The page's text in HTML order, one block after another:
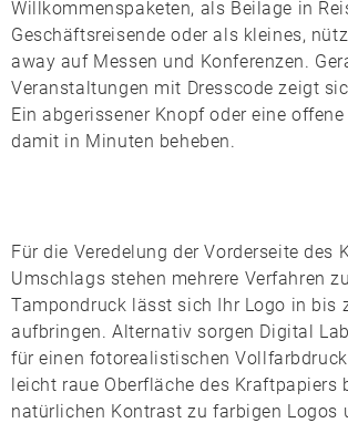
Willkommenspaketen, als Beilage in
Geschäftsreisende oder als kleines,
away auf Messen und Konferenzen.
Veranstaltungen mit Dresscode zeigt
Ein abgerissener Knopf oder eine
damit in Minuten beheben.
Für die Veredelung der Vorderseite des
Umschlags stehen mehrere Verfahren
Tampondruck lässt sich Ihr Logo in bis
aufbringen. Alternativ sorgen Digital
für einen fotorealistischen
leicht raue Oberfläche des Kraftpapiers
natürlichen Kontrast zu farbigen Logos